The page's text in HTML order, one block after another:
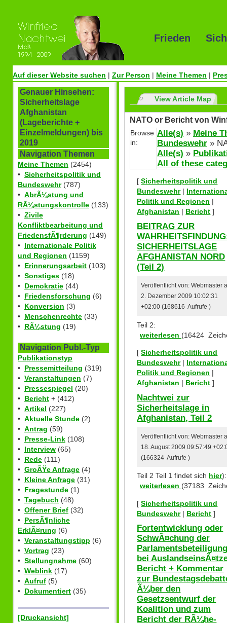
Frieden
Auf dieser Website suchen | Zur Person | Meine Themen |
Genauer Hinsehen:
Sicherheitslage
Afghanistan
(Lageberichte +
Einzelmeldungen) bis
2019
Navigation Themen
Meine Themen (2454)
• Sicherheitspolitik und
Bundeswehr(787)
• AbrÃ¼stung und
RÃ¼stungskontrolle (133)
• Zivile
Konfliktbearbeitung und
FriedensfÃ¶rderung (149)
• Internationale Politik
und Regionen (1159)
• Erinnerungsarbeit (103)
• Sonstiges (18)
• Demokratie (44)
• Friedensforschung (6)
• Konversion (3)
• Menschenrechte (33)
• RÃ¼stung (19)
Navigation Publ.-Typ
Publikationstyp
• Pressemitteilung (319)
• Veranstaltungen (7)
• Pressespiegel (20)
• Bericht + (412)
• Artikel (227)
• Aktuelle Stunde (2)
• Antrag (59)
• Presse-Link (108)
• Interview (65)
• Rede (111)
• GroÃŸe Anfrage (4)
• Kleine Anfrage (31)
• Fragestunde (1)
• Tagebuch (48)
• Offener Brief (32)
• PersÃ¶nliche
ErklÃ¤rung (6)
• Veranstaltungstipp (6)
• Vortrag (23)
• Stellungnahme (60)
• Weblink (17)
• Aufruf (5)
• Dokumentiert (35)
[Druckansicht]
View Article Map
NATO or Bericht von
Browse
in:
Alle(s) » Meine
Bundeswehr »
Alle(s) »
All of these
[Sicherheitspolitik und
Bundeswehr|
Politik und Regionen |
Afghanistan | Bericht ]
BEITRAG ZUR
SICHERHEITSLAGE
AFGHANISTAN NORD
(Teil 2)
Veröffentlicht von: Webmaster
2. Dezember 2009 10:02:31
+02:00 (168616 Aufrufe )
Teil 2:
weiterlesen (16424
[Sicherheitspolitik und
Bundeswehr|
Politik und Regionen |
Afghanistan | Bericht ]
Nachtwei zur
Sicherheitslage in
Afghanistan, Teil 2
Veröffentlicht von: Webmaster
18. August 2009 09:57:49
(166324 Aufrufe )
Teil 2 Teil 1 findet sich hier):
weiterlesen (37183
[Sicherheitspolitik und
Bundeswehr| Bericht ]
Fortentwicklung oder
SchwÃ¤chung der
bei
Bericht + Kommentar
zur
Ã¼ber den
Gesetzsentwurf der
Koalition und zum
Bericht der RÃ¼he-